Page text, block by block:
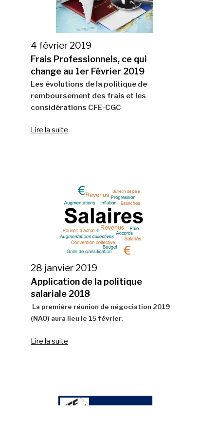
4 février 2019
Frais Professionnels, ce qui
change au 1er Février 2019
Les évolutions de la politique de
remboursement des frais et les
considérations CFE-CGC
Lire la suite
28 janvier 2019
Application de la politique
salariale 2018
La première réunion de négociation 2019
(NAO) aura lieu le 15 février.
Lire la suite